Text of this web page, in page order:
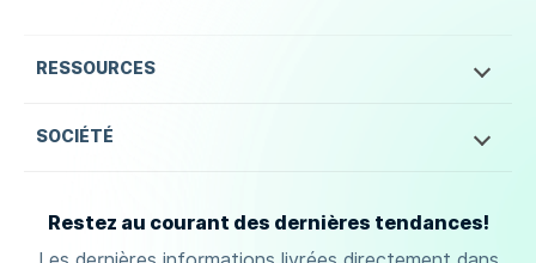
RESSOURCES
SOCIÉTÉ
Restez au courant des dernières tendances!